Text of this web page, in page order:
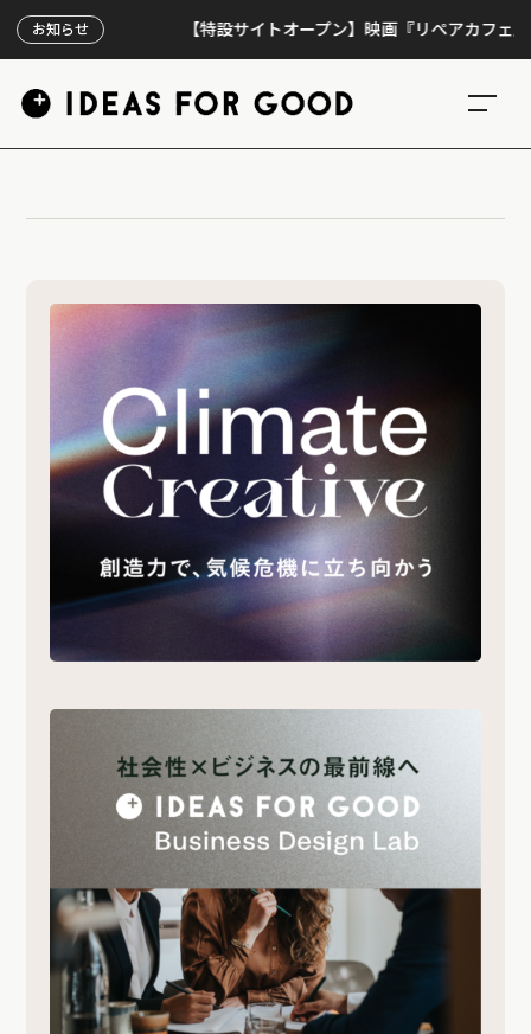
お知らせ 【特設サイトオープン】映画『リペアカフェ』、